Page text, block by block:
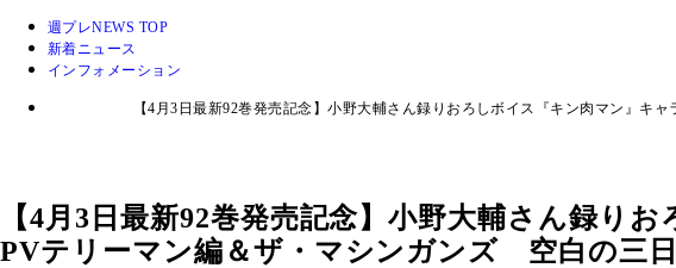
週プレNEWS TOP
新着ニュース
インフォメーション
【4月3日最新92巻発売記念】小野大輔さん録りおろしボイス『キン肉マン』
【4月3日最新92巻発売記念】小野大輔さん録り
PVテリーマン編＆ザ・マシンガンズ 空白の三